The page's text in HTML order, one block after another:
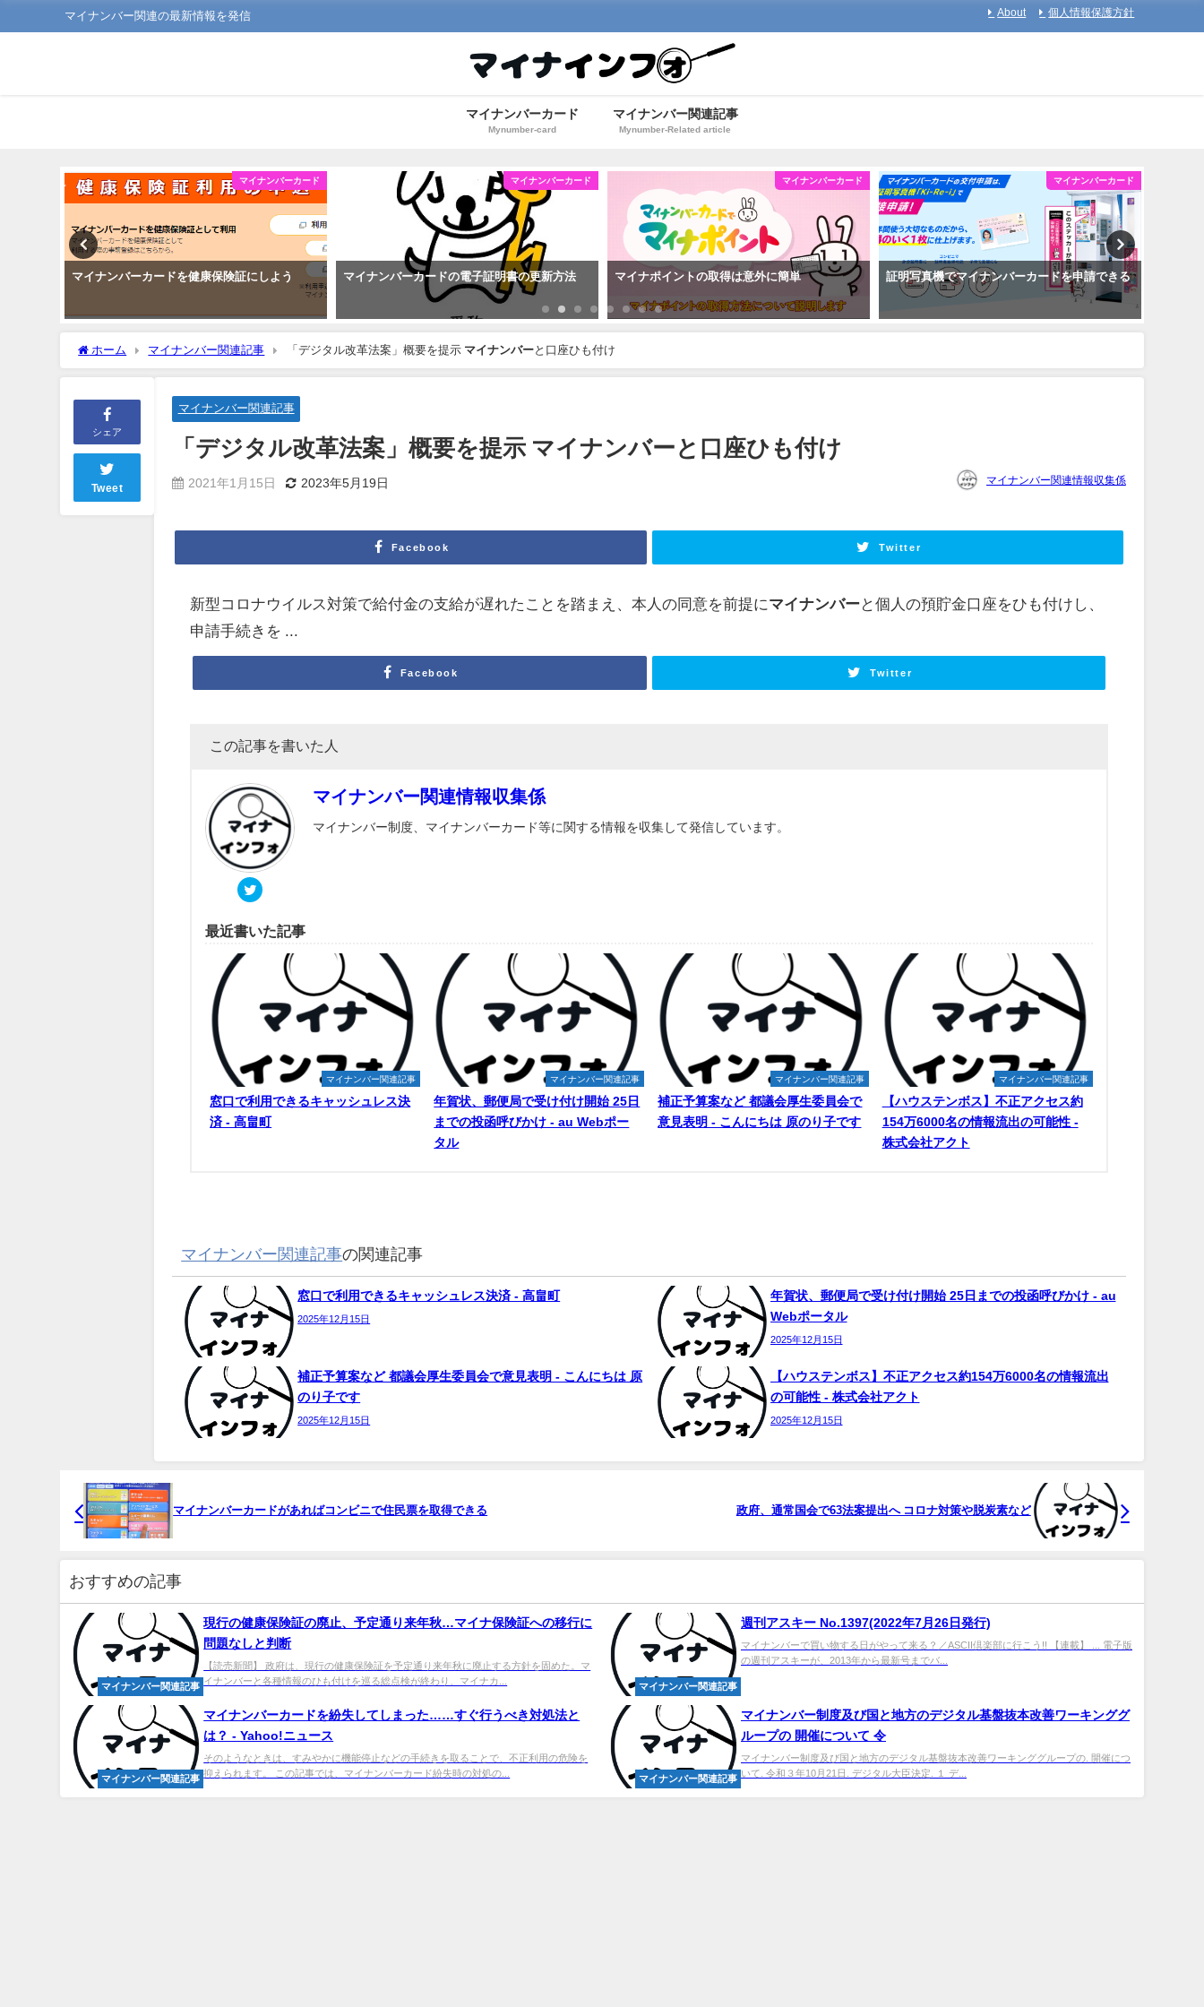
マイナンバー関連の最新情報を発信 About 個人情報保護方針
マイナンバーカード
Mynumber-card
マイナンバー関連記事
Mynumber-Related article
マイナンバーカード
マイナンバーカードを健康保険証にしよう
マイナンバーカード
マイナンバーカードの電子証明書の更新方法
マイナンバーカード
マイナポイントの取得は意外に簡単
マイナンバーカード
証明写真機でマイナンバーカードを申請できる
ホーム マイナンバー関連記事 「デジタル改革法案」概要を提示 マイナンバーと口座ひも付け
シェア
Tweet
マイナンバー関連記事
「デジタル改革法案」概要を提示 マイナンバーと口座ひも付け
2021年1月15日 2023年5月19日 マイナンバー関連情報収集係
Facebook Twitter
新型コロナウイルス対策で給付金の支給が遅れたことを踏まえ、本人の同意を前提にマイナンバーと個人の預貯金口座をひも付けし、
申請手続きを ...
Facebook Twitter
この記事を書いた人
マイナンバー関連情報収集係
マイナンバー制度、マイナンバーカード等に関する情報を収集して発信しています。
最近書いた記事
マイナンバー関連記事
窓口で利用できるキャッシュレス決
済 - 高畠町
マイナンバー関連記事
年賀状、郵便局で受け付け開始 25日
までの投函呼びかけ - au Webポー
タル
マイナンバー関連記事
補正予算案など 都議会厚生委員会で
意見表明 - こんにちは 原のり子です
マイナンバー関連記事
【ハウステンボス】不正アクセス約
154万6000名の情報流出の可能性 -
株式会社アクト
マイナンバー関連記事の関連記事
窓口で利用できるキャッシュレス決済 - 高畠町
2025年12月15日
年賀状、郵便局で受け付け開始 25日までの投函呼びかけ - au
Webポータル
2025年12月15日
補正予算案など 都議会厚生委員会で意見表明 - こんにちは 原
のり子です
2025年12月15日
【ハウステンボス】不正アクセス約154万6000名の情報流出
の可能性 - 株式会社アクト
2025年12月15日
マイナンバーカードがあればコンビニで住民票を取得できる 政府、通常国会で63法案提出へ コロナ対策や脱炭素など
おすすめの記事
マイナンバー関連記事
現行の健康保険証の廃止、予定通り来年秋…マイナ保険証への移行に
問題なしと判断
【読売新聞】 政府は、現行の健康保険証を予定通り来年秋に廃止する方針を固めた。マ
イナンバーと各種情報のひも付けを巡る総点検が終わり、マイナカ...
マイナンバー関連記事
週刊アスキー No.1397(2022年7月26日発行)
マイナンバーで買い物する日がやって来る？／ASCII倶楽部に行こう!! 【連載】 ... 電子版
の週刊アスキーが、2013年から最新号までバ...
マイナンバー関連記事
マイナンバーカードを紛失してしまった……すぐ行うべき対処法と
は？ - Yahoo!ニュース
そのようなときは、すみやかに機能停止などの手続きを取ることで、不正利用の危険を
抑えられます。 この記事では、マイナンバーカード紛失時の対処の...
マイナンバー関連記事
マイナンバー制度及び国と地方のデジタル基盤抜本改善ワーキンググ
ループの 開催について 令
マイナンバー制度及び国と地方のデジタル基盤抜本改善ワーキンググループの. 開催につ
いて. 令和３年10月21日. デジタル大臣決定. １ デ...